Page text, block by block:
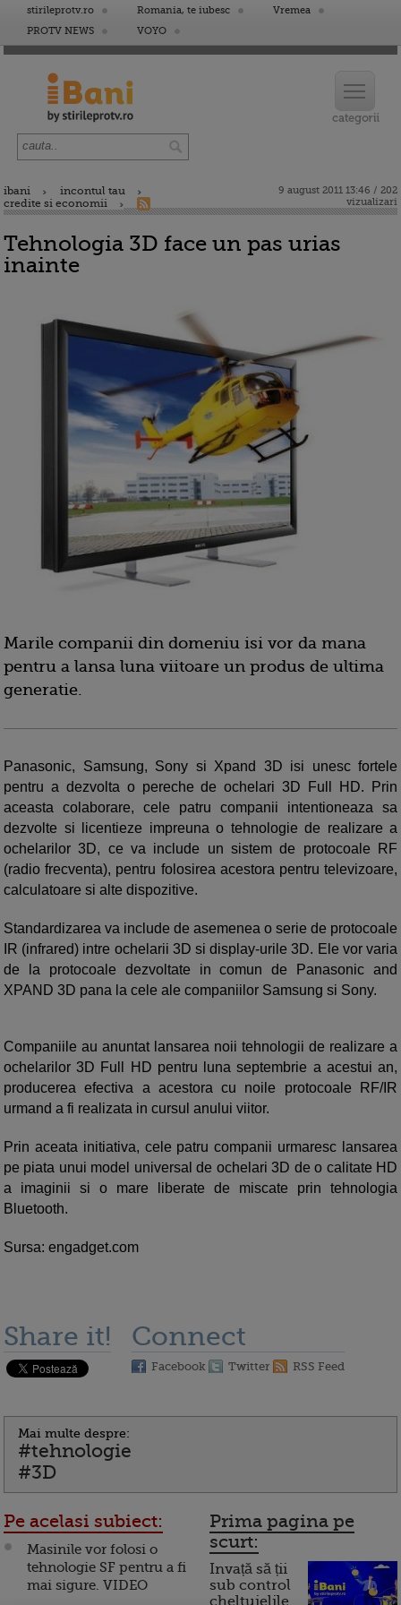
stirileprotv.ro Romania, te iubesc
Vremea
PROTV NEWS
VOYO
ibani
incontul tau
credite si economii
9 august 2011 13:46 / 202
vizualizari
Tehnologia 3D face un pas urias
inainte
Marile companii din domeniu isi vor da mana
pentru a lansa luna viitoare un produs de ultima
generatie.
Panasonic, Samsung, Sony si Xpand 3D isi unesc fortele
pentru a dezvolta o pereche de ochelari 3D Full HD. Prin
aceasta colaborare, cele patru companii intentioneaza sa
dezvolte si licentieze impreuna o tehnologie de realizare a
ochelarilor 3D, ce va include un sistem de protocoale RF
(radio frecventa), pentru folosirea acestora pentru televizoare,
calculatoare si alte dispozitive.
Standardizarea va include de asemenea o serie de protocoale
IR (infrared) intre ochelarii 3D si display-urile 3D. Ele vor varia
de la protocoale dezvoltate in comun de Panasonic and
XPAND 3D pana la cele ale companiilor Samsung si Sony.
Companiile au anuntat lansarea noii tehnologii de realizare a
ochelarilor 3D Full HD pentru luna septembrie a acestui an,
producerea efectiva a acestora cu noile protocoale RF/IR
urmand a fi realizata in cursul anului viitor.
Prin aceata initiativa, cele patru companii urmaresc lansarea
pe piata unui model universal de ochelari 3D de o calitate HD
a imaginii si o mare liberate de miscate prin tehnologia
Bluetooth.
Sursa: engadget.com
Share it! Connect
Facebook Twitter RSS Feed
Mai multe despre:
#tehnologie
#3D
Pe acelasi subiect:
Masinile vor folosi o
tehnologie SF pentru a fi
mai sigure. VIDEO
Prima pagina pe
scurt:
Invață să ții
sub control
cheltuielile